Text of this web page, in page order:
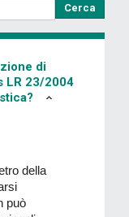
Cerca
di
LR 23/2004
della
può